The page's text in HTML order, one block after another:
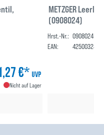
€* UVP
Nicht auf Lager
METZGER
(0908024)
Hrst.-Nr.: 0908024
EAN: